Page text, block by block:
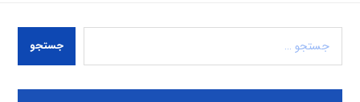
جستجو